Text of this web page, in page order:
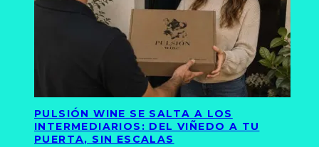
PULSIÓN WINE SE SALTA A LOS
INTERMEDIARIOS: DEL VIÑEDO A TU
PUERTA, SIN ESCALAS